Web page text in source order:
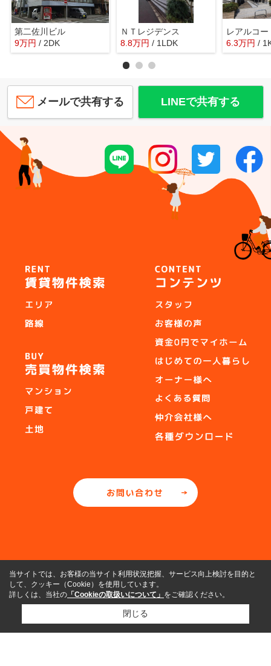
第二佐川ビル
9万円 / 2DK
ＮＴレジデンス
8.8万円 / 1LDK
レアルコー
6.3万円 /
メールで共有する LINEで共有する
当サイトでは、お客様の当サイト利用状況把握、サービス向上検討を目的と
して、クッキー（Cookie）を使用しています。
詳しくは、当社の 「Cookieの取扱いについて」 をご確認ください。
閉じる